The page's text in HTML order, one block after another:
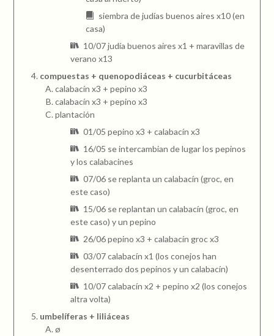
siembra de judías buenos aires x10 (en
casa)
10/07 judía buenos aires x1 + maravillas de
verano x13
compuestas + quenopodiáceas + cucurbitáceas
calabacín x3 + pepino x3
calabacín x3 + pepino x3
plantación
01/05 pepino x3 + calabacín x3
16/05 se intercambian de lugar los pepinos
y los calabacines
07/06 se replanta un calabacín (groc, en
este caso)
15/06 se replantan un calabacín (groc, en
este caso) y un pepino
26/06 pepino x3 + calabacín groc x3
03/07 calabacín x1 (los conejos han
desenterrado dos pepinos y un calabacín)
10/07 calabacín x2 + pepino x2 (los conejos
altra volta)
umbelíferas + liliáceas
ø